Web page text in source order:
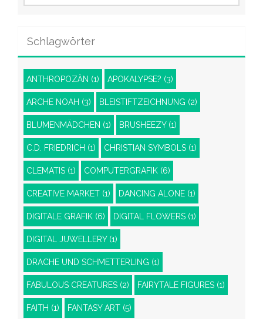
Schlagwörter
ANTHROPOZÄN (1) APOKALYPSE? (3)
ARCHE NOAH (3) BLEISTIFTZEICHNUNG (2)
BLUMENMÄDCHEN (1) BRUSHEEZY(1)
C.D. FRIEDRICH (1) CHRISTIAN SYMBOLS (1)
CLEMATIS (1) COMPUTERGRAFIK (6)
CREATIVE MARKET (1) DANCING ALONE (1)
DIGITALE GRAFIK (6) DIGITAL FLOWERS (1)
DIGITAL JUWELLERY(1)
DRACHE UND SCHMETTERLING (1)
FABULOUS CREATURES (2) FAIRYTALE FIGURES (1)
FAITH (1) FANTASY ART (5)